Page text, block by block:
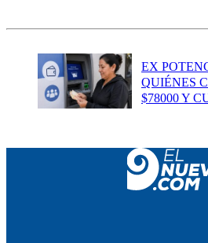
EX
QUIÉNES
$78000 Y